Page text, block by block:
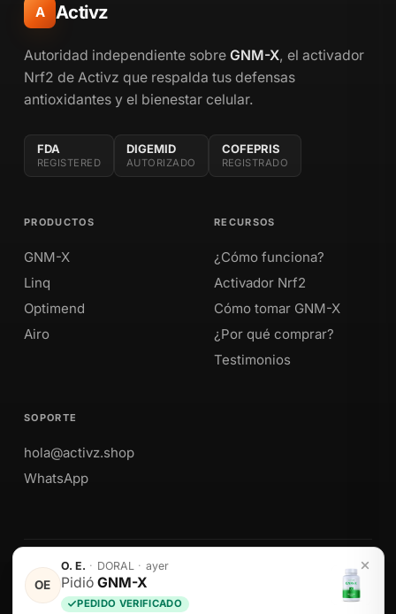
OE
O. E. · DORAL · ayer
Pidió GNM-X
PEDIDO VERIFICADO
A Activz
Autoridad independiente sobre GNM-X, el activador
Nrf2 de Activz que respalda tus defensas
antioxidantes y el bienestar celular.
FDA
REGISTERED
DIGEMID
AUTORIZADO
COFEPRIS
REGISTRADO
PRODUCTOS
GNM-X
Linq
Optimend
Airo
RECURSOS
¿Cómo funciona?
Activador Nrf2
Cómo tomar GNM-X
¿Por qué comprar?
Testimonios
SOPORTE
hola@activz.shop
WhatsApp
Envíos a Perú · México · EE. UU. · Colombia · Ecuador